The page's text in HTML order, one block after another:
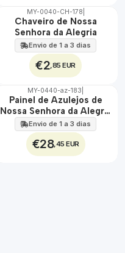
🇵🇹
100%
MY-0040-CH-178
Chaveiro de Nossa
Senhora da Alegria
Envio de 1 a 3 dias
€2 ,85 EUR
🇵🇹
EXT.
MY-0440-az-183
Painel de Azulejos de
Nossa Senhora da Alegria
30 cm x 45 cm
Envio de 1 a 3 dias
€28,45 EUR